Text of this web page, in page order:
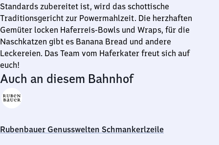
Standards zubereitet ist, wird das schottische
Traditionsgericht zur Powermahlzeit. Die herzhaften
Gemüter locken Haferreis-Bowls und Wraps, für die
Naschkatzen gibt es Banana Bread und andere
Leckereien. Das Team vom Haferkater freut sich auf
euch!
Auch an diesem Bahnhof
Rubenbauer Genusswelten Schmankerlzeile